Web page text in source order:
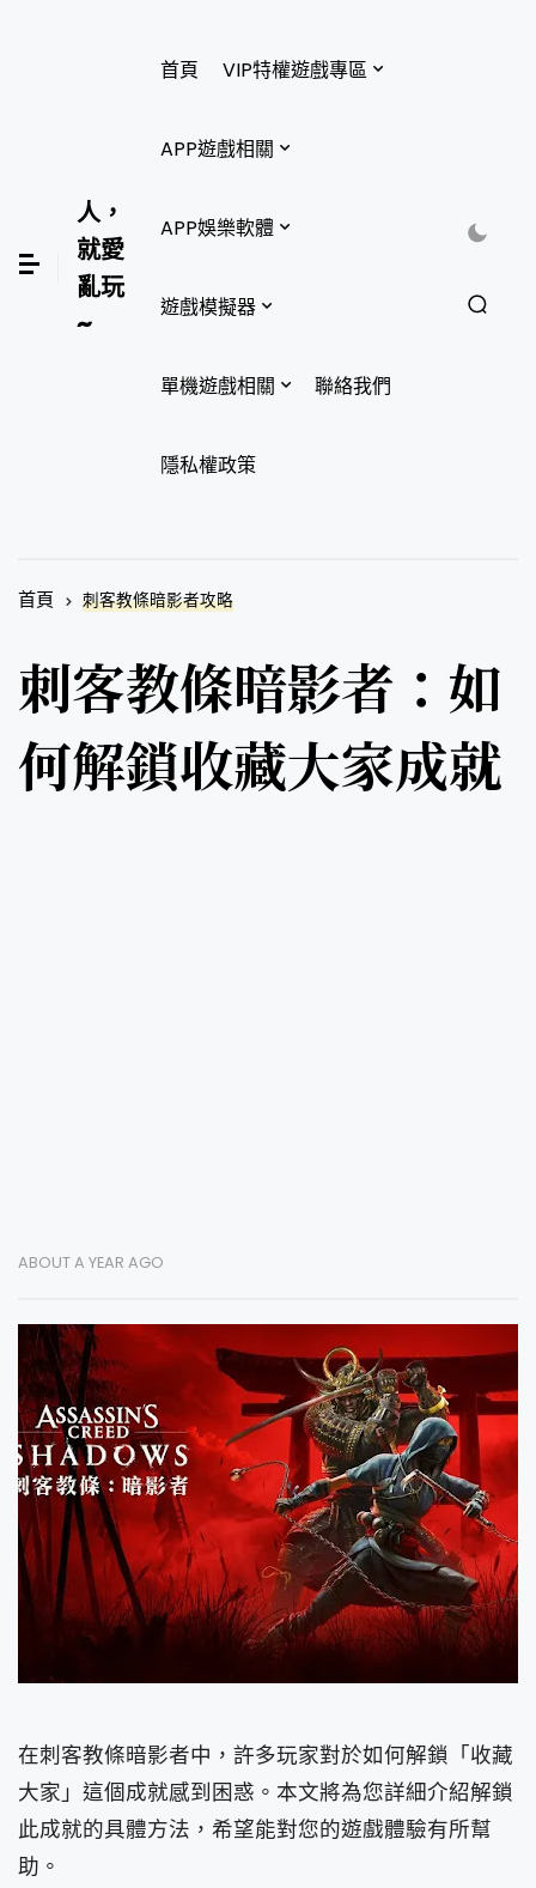
人，
就愛
亂玩
~
首頁 VIP特權遊戲專區
APP遊戲相關
APP娛樂軟體
遊戲模擬器
單機遊戲相關 聯絡我們
隱私權政策
首頁 刺客教條暗影者攻略
刺客教條暗影者：如
何解鎖收藏大家成就
ABOUT A YEAR AGO
在刺客教條暗影者中，許多玩家對於如何解鎖「收藏
大家」這個成就感到困惑。本文將為您詳細介紹解鎖
此成就的具體方法，希望能對您的遊戲體驗有所幫
助。